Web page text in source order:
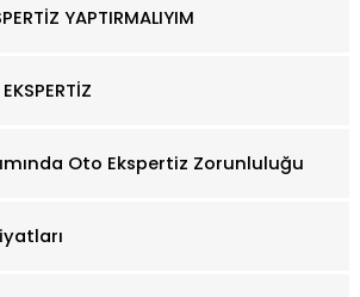
YAPTIRMALIYIM
Oto Ekspertiz Zorunluluğu